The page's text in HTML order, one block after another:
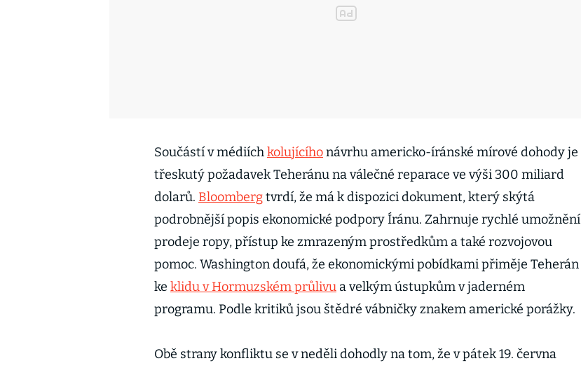
Součástí v médiíchkolujícíhonávrhu americko-íránské mírové dohody je
třeskutý požadavek Teheránu na válečné reparace ve výši 300 miliard
dolarů. Bloombergtvrdí, že má k dispozici dokument, který skýtá
podrobnější popis ekonomické podpory Íránu. Zahrnuje rychlé umožnění
prodeje ropy, přístup ke zmrazeným prostředkům a také rozvojovou
pomoc. Washington doufá, že ekonomickými pobídkami přiměje Teherán
ke klidu v Hormuzském průlivu a velkým ústupkům v jaderném
programu. Podle kritiků jsou štědré vábničky znakem americké porážky.
Obě strany konfliktu se v neděli dohodly na tom, že v pátek 19. června